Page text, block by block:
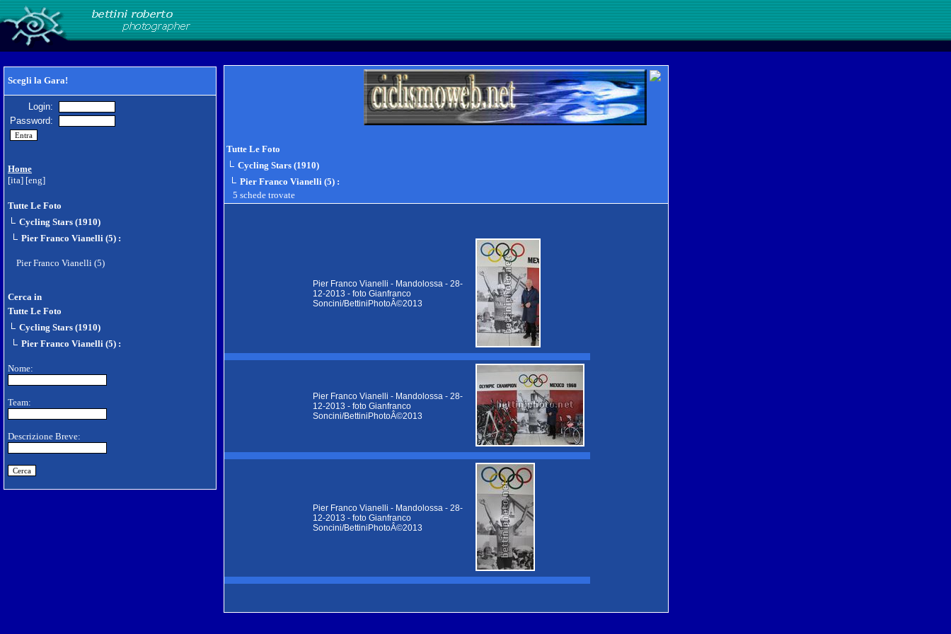
Scegli la Gara!
Login:
Password:
Home
[ita] [eng]
Tutte Le Foto
Cycling Stars (1910)
Pier Franco Vianelli (5) :
Pier Franco Vianelli (5)
Cerca in
Tutte Le Foto
Cycling Stars (1910)
Pier Franco Vianelli (5) :
Nome:
Team:
Descrizione Breve:
Tutte Le Foto
Cycling Stars (1910)
Pier Franco Vianelli (5) :
5 schede trovate
Pier Franco Vianelli - Mandolossa - 28-
12-2013 - foto Gianfranco
Soncini/BettiniPhotoÂ©2013
Pier Franco Vianelli - Mandolossa - 28-
12-2013 - foto Gianfranco
Soncini/BettiniPhotoÂ©2013
Pier Franco Vianelli - Mandolossa - 28-
12-2013 - foto Gianfranco
Soncini/BettiniPhotoÂ©2013